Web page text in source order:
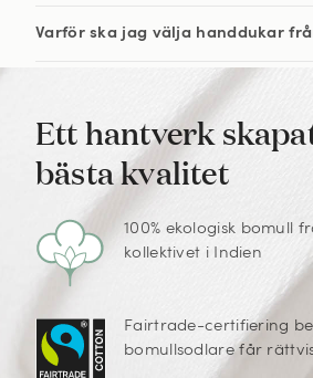
Varför ska jag välja handdukar
Ett hantverk
bästa kvalitet
100% ekologisk bomull
kollektivet i Indien
Fairtrade-certifiering
bomullsodlare får